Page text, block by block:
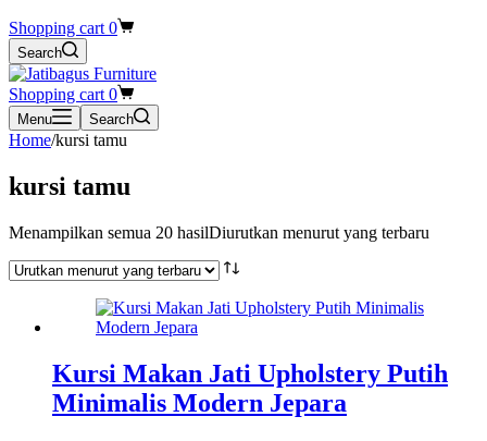
Shopping cart 0
Search
Shopping cart 0
Menu Search
Home/kursi tamu
kursi tamu
Menampilkan semua 20 hasilDiurutkan menurut yang terbaru
Kursi Makan Jati Upholstery Putih
Minimalis Modern Jepara